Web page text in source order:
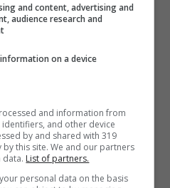
senso ai palmi rossi.
and content, advertising and
audience research and
on a device
and information from
and other device
by and shared with 319
this site. We and our partners
data. List of partners.
personal data on the basis